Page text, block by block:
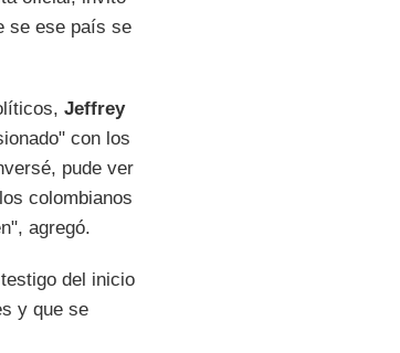
se ese país se
Jeffrey
con los
pude ver
colombianos
agregó.
del inicio
y que se